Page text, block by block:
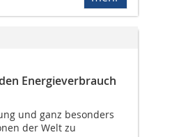
Energieverbrauch
und ganz besonders
der Welt zu